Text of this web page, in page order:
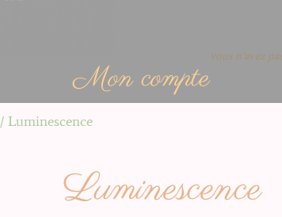
vous n’avez
Mon compte
/ Luminescence
Luminescence